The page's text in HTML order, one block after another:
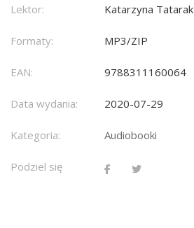
Lektor: Katarzyna Tatarak
Formaty: MP3/ZIP
EAN: 9788311160064
Data wydania: 2020-07-29
Kategoria: Audiobooki
Podziel się